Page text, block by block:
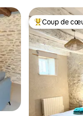
: 5 sur 5
Coups de
Coup de